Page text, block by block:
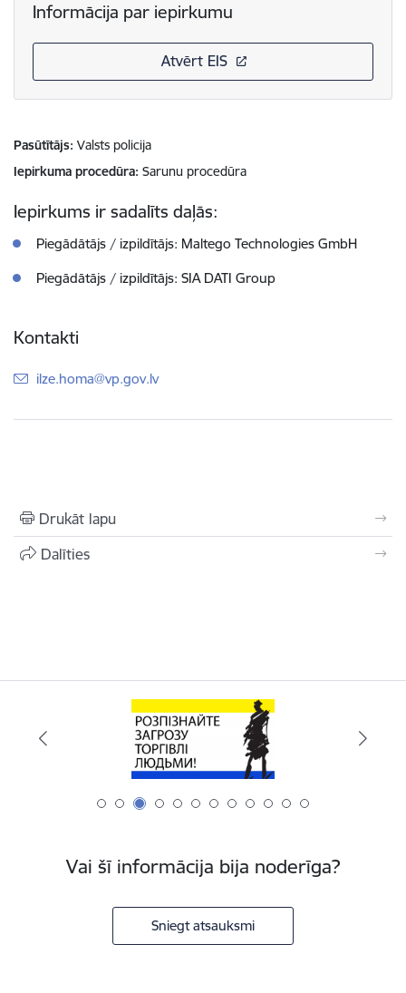
Informācija par iepirkumu
Atvērt EIS
Pasūtītājs Valsts policija
Iepirkuma procedūra Sarunu procedūra
Iepirkums ir sadalīts daļās:
Piegādātājs / izpildītājs: Maltego Technologies GmbH
Piegādātājs / izpildītājs: SIA DATI Group
Kontakti
E-pasts:
ilze.homa@vp.gov.lv
Drukāt lapu
Dalīties
Vai šī informācija bija noderīga?
Sniegt atsauksmi